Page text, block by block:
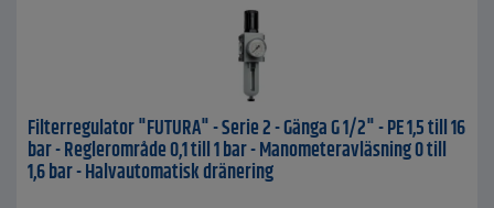
Filterregulator "FUTURA" - Serie 2 - Gänga G 1/2" - PE 1,5 till 16
bar - Reglerområde 0,1 till 1 bar - Manometeravläsning 0 till
1,6 bar - Halvautomatisk dränering